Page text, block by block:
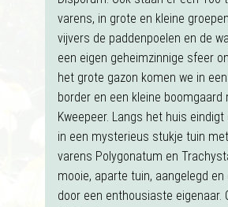
varens, in grote en kleine
vijvers de paddenpoelen en de
een eigen geheimzinnige sfeer
het grote gazon komen we in
border en een kleine boomgaard
Kweepeer. Langs het huis eindigt
in een mysterieus stukje tuin
varens Polygonatum en
mooie, aparte tuin, aangelegd en
door een enthousiaste eigenaar.